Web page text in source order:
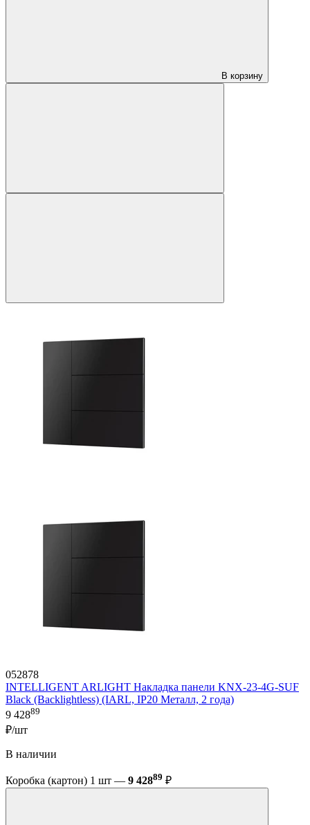
В корзину
052878
INTELLIGENT ARLIGHT Накладка панели KNX-23-4G-SUF
Black (Backlightless) (IARL, IP20 Металл, 2 года)
9 42889
₽/шт
В наличии
Коробка (картон) 1 шт — 9 42889 ₽